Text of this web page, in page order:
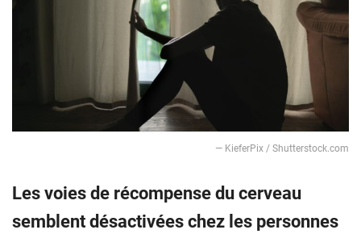
— KieferPix / Shutterstock.com
Les voies de récompense du cerveau
semblent désactivées chez les personnes